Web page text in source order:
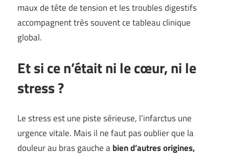
maux de tête de tension et les troubles digestifs
accompagnent très souvent ce tableau clinique
global.
Et si ce n’était ni le cœur, ni le
stress ?
Le stress est une piste sérieuse, l’infarctus une
urgence vitale. Mais il ne faut pas oublier que la
douleur au bras gauche abien d’autres origines,